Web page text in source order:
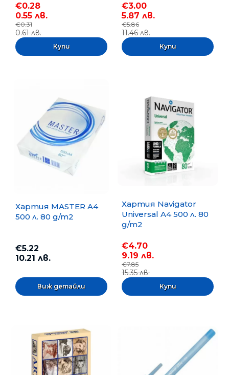
€0.28
0.55 лв.
€0.31
0.61 лв.
€3.00
5.87 лв.
€5.86
11.46 лв.
Хартия MASTER A4
500 л. 80 g/m2
€5.22
10.21 лв.
Виж детайли
Хартия Navigator
Universal A4 500 л. 80
g/m2
€4.70
9.19 лв.
€7.85
15.35 лв.